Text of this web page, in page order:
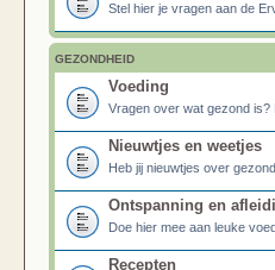
Stel hier je vragen aan de
GEZONDHEID
Voeding
Vragen over wat gezond is?
Nieuwtjes en weetjes
Heb jij nieuwtjes over
Ontspanning en
Doe hier mee aan leuke
Recepten